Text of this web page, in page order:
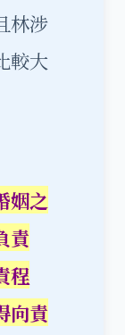
林涉
較大
之
責
程
向責